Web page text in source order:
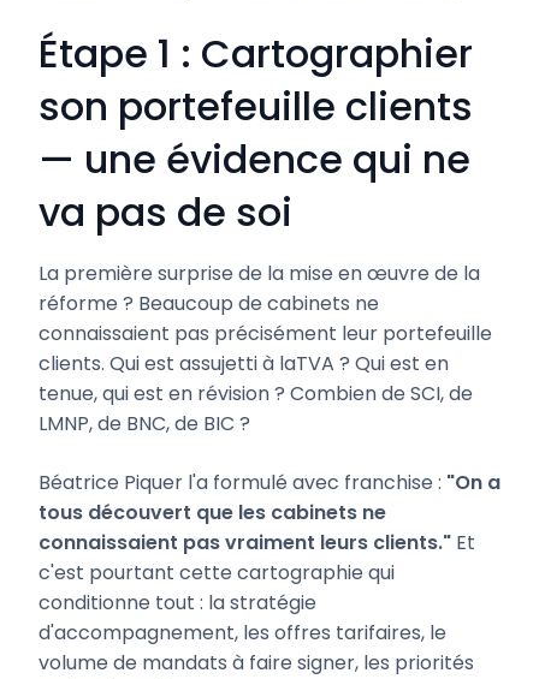
Étape 1 : Cartographier
son portefeuille clients
— une évidence qui ne
va pas de soi
La première surprise de la mise en œuvre de la
réforme ? Beaucoup de cabinets ne
connaissaient pas précisément leur portefeuille
clients. Qui est assujetti à laTVA ? Qui est en
tenue, qui est en révision ? Combien de SCI, de
LMNP, de BNC, de BIC ?
Béatrice Piquer l'a formulé avec franchise : "On a
tous découvert que les cabinets ne
connaissaient pas vraiment leurs clients." Et
c'est pourtant cette cartographie qui
conditionne tout : la stratégie
d'accompagnement, les offres tarifaires, le
volume de mandats à faire signer, les priorités